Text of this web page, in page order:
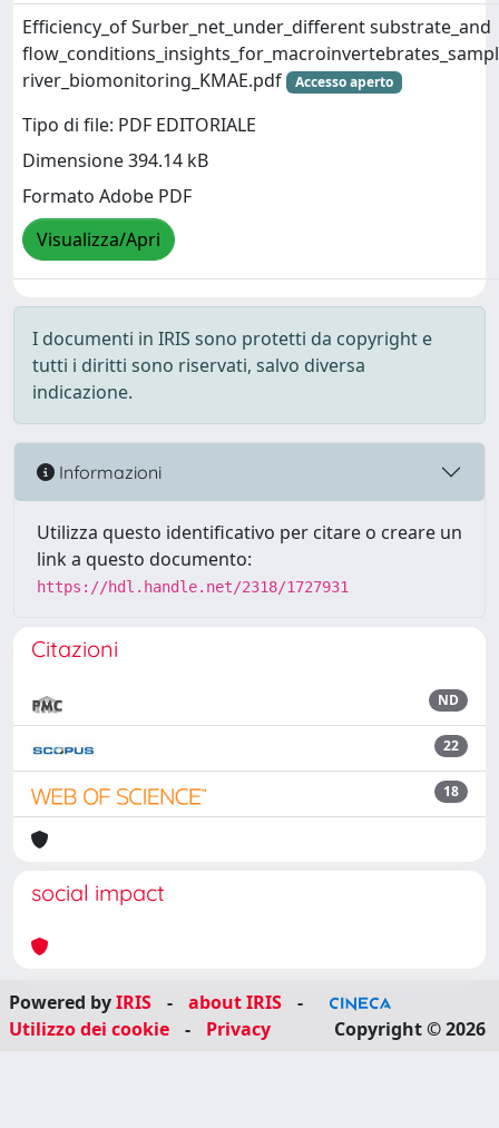
Efficiency_of Surber_net_under_different substrate_and
river_biomonitoring_KMAE.pdf
Accesso aperto
Tipo di file: PDF EDITORIALE
Dimensione 394.14 kB
Formato Adobe PDF
Visualizza/Apri
I documenti in IRIS sono protetti da copyright e
tutti i diritti sono riservati, salvo diversa
indicazione.
Informazioni
Utilizza questo identificativo per citare o creare un
link a questo documento:
https://hdl.handle.net/2318/1727931
Citazioni
ND
22
18
social impact
Powered byIRIS - about IRIS
-
Utilizzo dei cookie
- Privacy Copyright © 2026